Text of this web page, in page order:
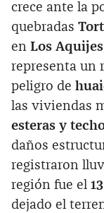
crece ante la
quebradas
en Los Aquijes
representa un
peligro de
las viviendas
esteras y
daños
registraron
región fue el
dejado el